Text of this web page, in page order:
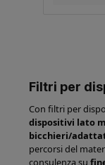
Filtri per
Con filtri per
dispositivi lato
bicchieri/
percorsi del